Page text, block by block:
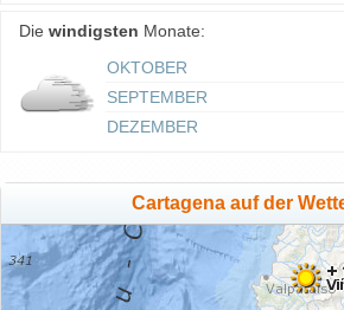
Die windigsten Monate:
OKTOBER
SEPTEMBER
DEZEMBER
Cartagena auf der